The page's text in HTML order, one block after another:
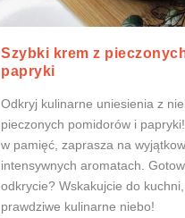
Szybki krem z
papryki
Odkryj kulinarne uniesienia z
pieczonych pomidorów i
w pamięć, zaprasza na
intensywnych aromatach.
odkrycie? Wskakujcie do
prawdziwe kulinarne niebo!